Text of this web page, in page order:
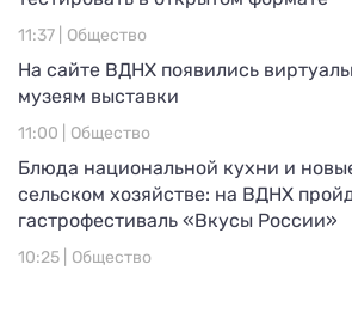
11:37 | Общество
На сайте ВДНХ появились
музеям выставки
11:00 | Общество
Блюда национальной кухни и
сельском хозяйстве: на ВДНХ
гастрофестиваль «Вкусы России»
10:25 | Общество